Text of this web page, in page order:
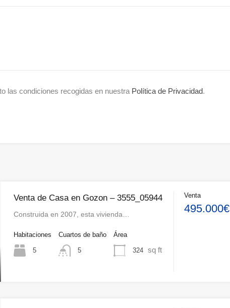
las condiciones recogidas en nuestra Política de Privacidad.
Venta de Casa en Gozon – 3555_05944
Construida en 2007, esta vivienda…
Habitaciones
5
Cuartos de baño
5
Área
324 sq ft
Venta
495.000€